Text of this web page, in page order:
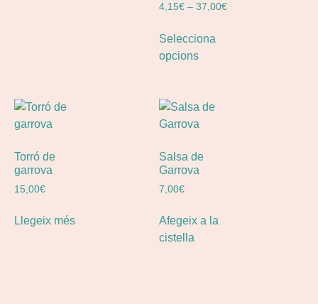
4,15€ – 37,00€
Selecciona
opcions
Torró de
garrova
15,00€
Llegeix més
Salsa de
Garrova
7,00€
Afegeix a la
cistella